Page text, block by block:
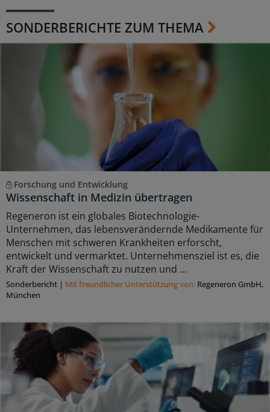
SONDERBERICHTE ZUM THEMA
Forschung und Entwicklung
Wissenschaft in Medizin übertragen
Regeneron ist ein globales Biotechnologie-
Unternehmen, das lebensverändernde Medikamente für
Menschen mit schweren Krankheiten erforscht,
entwickelt und vermarktet. Unternehmensziel ist es, die
Kraft der Wissenschaft zu nutzen und ...
Sonderbericht | Mit freundlicher Unterstützung von: Regeneron GmbH,
München